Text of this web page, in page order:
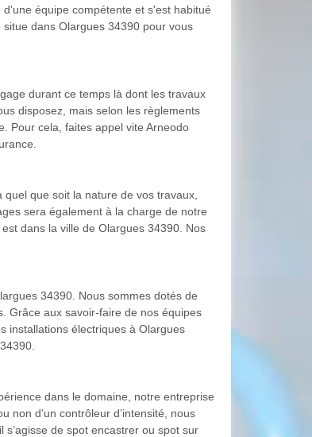
équipe compétente et s'est habitué
dans Olargues 34390 pour vous
durant ce temps là dont les travaux
disposez, mais selon les règlements
Pour cela, faites appel vite Arneodo
que soit la nature de vos travaux,
sera également à la charge de notre
dans la ville de Olargues 34390. Nos
34390. Nous sommes dotés de
Grâce aux savoir-faire de nos équipes
installations électriques à Olargues
dans le domaine, notre entreprise
non d’un contrôleur d’intensité, nous
de spot encastrer ou spot sur